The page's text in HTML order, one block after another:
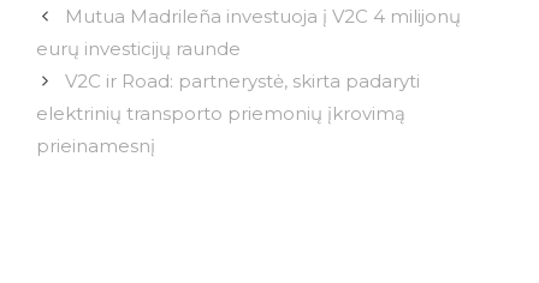
Mutua Madrileña investuoja į V2C 4 milijonų
eurų investicijų raunde
V2C ir Road: partnerystė, skirta padaryti
elektrinių transporto priemonių įkrovimą
prieinamesnį